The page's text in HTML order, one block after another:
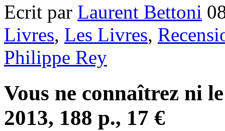
Ecrit par Laurent Bettoni
Livres, Les Livres,
Philippe Rey
Vous ne connaîtrez ni
2013, 188 p., 17 €